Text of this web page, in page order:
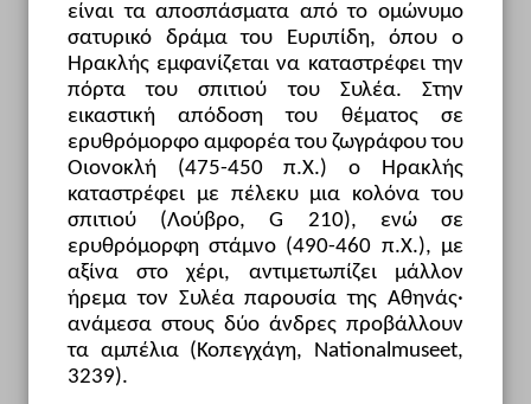
είναι τα αποσπάσματα από το ομώνυμο
σατυρικό δράμα του Ευριπίδη, όπου ο
Ηρακλής εμφανίζεται να καταστρέφει την
πόρτα του σπιτιού του Συλέα. Στην
εικαστική απόδοση του θέματος σε
ερυθρόμορφο αμφορέα του ζωγράφου του
Οιονοκλή (475-450 π.Χ.) ο Ηρακλής
καταστρέφει με πέλεκυ μια κολόνα του
σπιτιού (Λούβρο, G 210), ενώ σε
ερυθρόμορφη στάμνο (490-460 π.Χ.), με
αξίνα στο χέρι, αντιμετωπίζει μάλλον
ήρεμα τον Συλέα παρουσία της Αθηνάς·
ανάμεσα στους δύο άνδρες προβάλλουν
τα αμπέλια (Κοπεγχάγη, Nationalmuseet,
3239).